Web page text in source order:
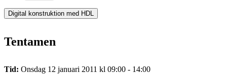
Digital konstruktion med HDL
Tentamen
Tid: Onsdag 12 januari 2011 kl 09:00 - 14:00